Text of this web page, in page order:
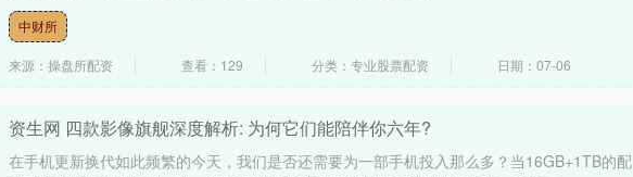
中财所
来源：操盘所配资 查看：129 分类：专业股票配资 日期：07-06
资生网 四款影像旗舰深度解析: 为何它们能陪伴你六年?
在手机更新换代如此频繁的今天，我们是否还需要为一部手机投入那么多？当16GB+1TB的配
14144.20